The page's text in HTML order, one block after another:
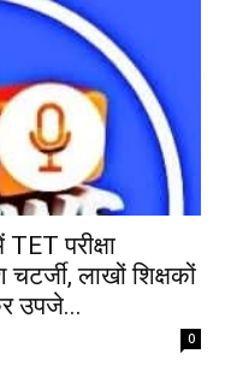
परीक्षा
लाखों शिक्षकों
उपजे...
0